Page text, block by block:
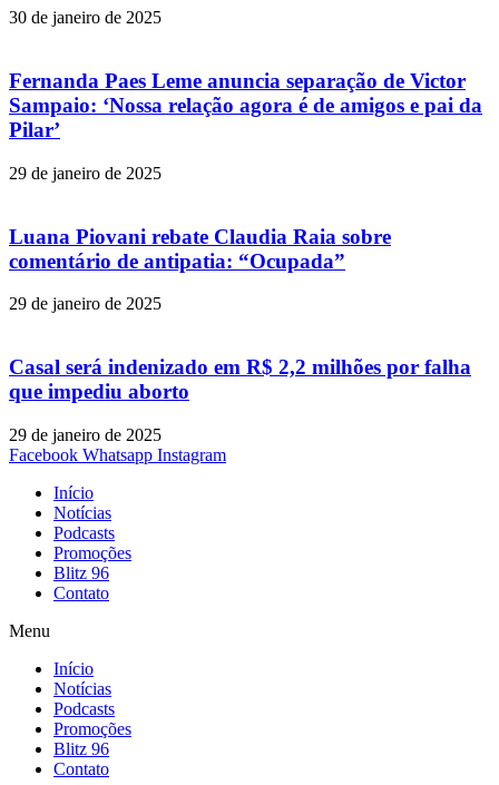
30 de janeiro de 2025
Fernanda Paes Leme anuncia separação de Victor
Sampaio: ‘Nossa relação agora é de amigos e pai da
Pilar’
29 de janeiro de 2025
Luana Piovani rebate Claudia Raia sobre
comentário de antipatia: “Ocupada”
29 de janeiro de 2025
Casal será indenizado em R$ 2,2 milhões por falha
que impediu aborto
29 de janeiro de 2025
Facebook Whatsapp Instagram
Início
Notícias
Podcasts
Promoções
Blitz 96
Contato
Menu
Início
Notícias
Podcasts
Promoções
Blitz 96
Contato